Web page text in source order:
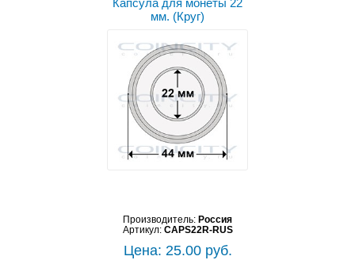
Капсула для монеты 22
мм. (Круг)
Производитель: Россия
Артикул: CAPS22R-RUS
Цена: 25.00 руб.